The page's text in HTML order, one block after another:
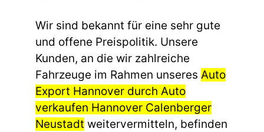
Wir sind bekannt für eine sehr gute
und offene Preispolitik. Unsere
Kunden, an die wir zahlreiche
Fahrzeuge im Rahmen unseres Auto
Export Hannover durch Auto
verkaufen Hannover Calenberger
Neustadt weitervermitteln, befinden